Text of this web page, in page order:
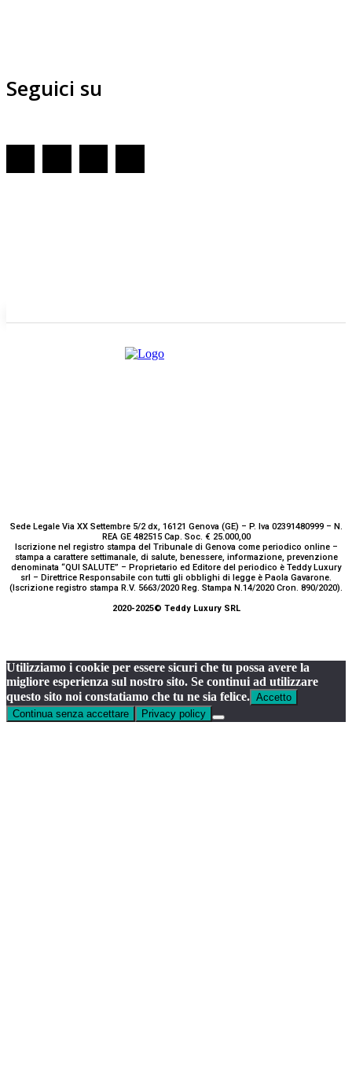
Seguici su
Sede Legale Via XX Settembre 5/2 dx, 16121 Genova (GE) – P. Iva 02391480999 – N.
REA GE 482515 Cap. Soc. € 25.000,00
Iscrizione nel registro stampa del Tribunale di Genova come periodico online –
stampa a carattere settimanale, di salute, benessere, informazione, prevenzione
denominata “QUI SALUTE” – Proprietario ed Editore del periodico è Teddy Luxury
srl – Direttrice Responsabile con tutti gli obblighi di legge è Paola Gavarone.
(Iscrizione registro stampa R.V. 5663/2020 Reg. Stampa N.14/2020 Cron. 890/2020).
2020-2025© Teddy Luxury SRL
Utilizziamo i cookie per essere sicuri che tu possa avere la
migliore esperienza sul nostro sito. Se continui ad utilizzare
questo sito noi constatiamo che tu ne sia felice. Accetto
Continua senza accettare
Privacy policy